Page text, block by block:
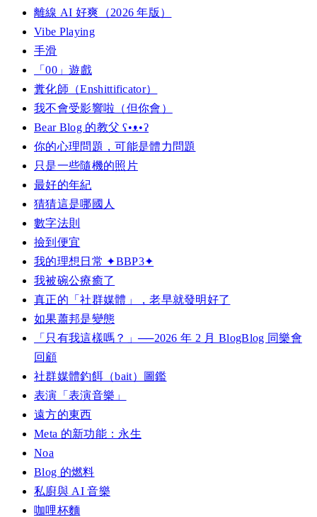
離線 AI 好爽（2026 年版）
Vibe Playing
手滑
「00」遊戲
糞化師（Enshittificator）
我不會受影響啦（但你會）
Bear Blog 的教父 ʕ•ᴥ•ʔ
你的心理問題，可能是體力問題
只是一些隨機的照片
最好的年紀
猜猜這是哪國人
數字法則
撿到便宜
我的理想日常 ✦BBP3✦
我被碗公療癒了
真正的「社群媒體」，老早就發明好了
如果蕭邦是變態
「只有我這樣嗎？」──2026 年 2 月 BlogBlog 同樂會
回顧
社群媒體釣餌（bait）圖鑑
表演「表演音樂」
遠方的東西
Meta 的新功能：永生
Noa
Blog 的燃料
私廚與 AI 音樂
咖哩杯麵